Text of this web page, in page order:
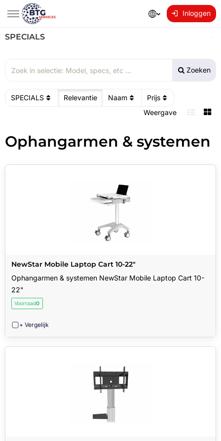
Inloggen
SPECIALS
Zoeken
SPECIALS Relevantie Naam
Prijs
Weergave
Ophangarmen & systemen
NewStar Mobile Laptop Cart 10-22"
Ophangarmen & systemen NewStar Mobile Laptop Cart 10-
22"
Voorraad0
+ Vergelijk